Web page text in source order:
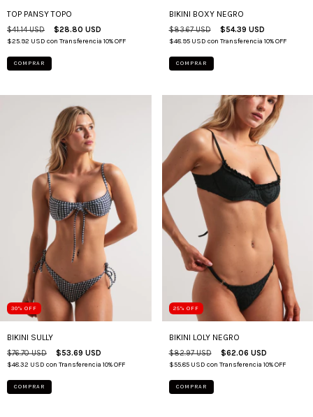
TOP PANSY TOPO
$41.14 USD $28.80 USD
$25.92 USD con Transferencia 10% OFF
COMPRAR
BIKINI BOXY NEGRO
$83.67 USD $54.39 USD
$48.95 USD con Transferencia 10% OFF
COMPRAR
30% OFF
BIKINI SULLY
$76.70 USD $53.69 USD
$48.32 USD con Transferencia 10% OFF
COMPRAR
25% OFF
BIKINI LOLY NEGRO
$82.97 USD $62.06 USD
$55.85 USD con Transferencia 10% OFF
COMPRAR